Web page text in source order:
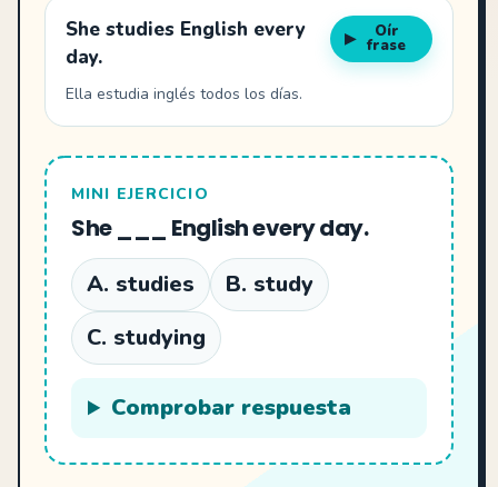
She studies English every
day.
▶ Oír
frase
Ella estudia inglés todos los días.
MINI EJERCICIO
She ___ English every day.
A. studies
B. study
C. studying
Comprobar respuesta